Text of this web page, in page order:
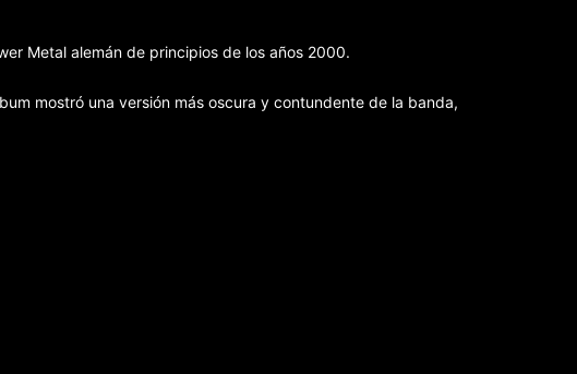
Metal alemán de principios de los años 2000.
mostró una versión más oscura y contundente de la banda,